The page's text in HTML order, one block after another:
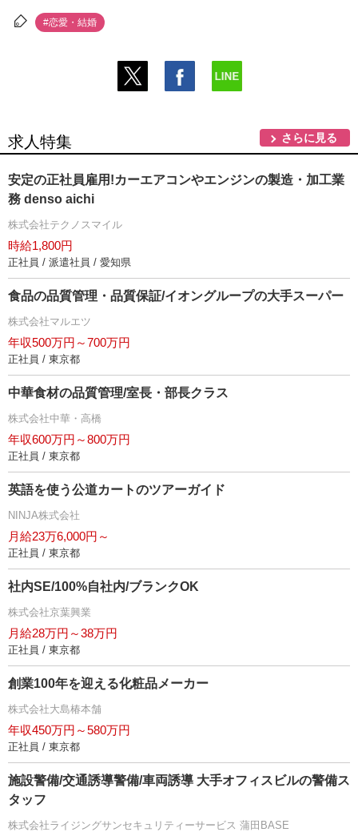
#恋愛・結婚
求人特集 さらに見る
安定の正社員雇用!カーエアコンやエンジンの製造・加工業
務 denso aichi
株式会社テクノスマイル
時給1,800円
正社員 / 派遣社員 / 愛知県
食品の品質管理・品質保証/イオングループの大手スーパー
株式会社マルエツ
年収500万円～700万円
正社員 / 東京都
中華食材の品質管理/室長・部長クラス
株式会社中華・高橋
年収600万円～800万円
正社員 / 東京都
英語を使う公道カートのツアーガイド
NINJA株式会社
月給23万6,000円～
正社員 / 東京都
社内SE/100%自社内/ブランクOK
株式会社京葉興業
月給28万円～38万円
正社員 / 東京都
創業100年を迎える化粧品メーカー
株式会社大島椿本舗
年収450万円～580万円
正社員 / 東京都
施設警備/交通誘導警備/車両誘導 大手オフィスビルの警備ス
タッフ
株式会社ライジングサンセキュリティーサービス 蒲田BASE